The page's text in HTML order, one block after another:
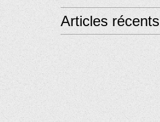
Articles récents